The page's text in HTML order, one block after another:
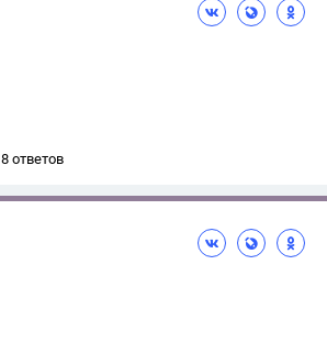
8 ответов